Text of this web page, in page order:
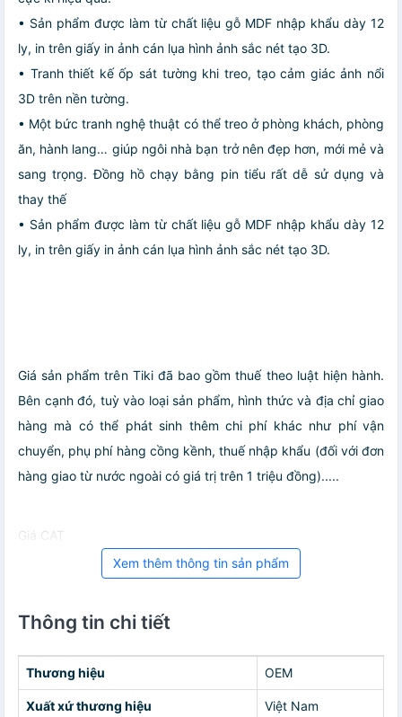
• Sản phẩm được làm từ chất liệu gỗ MDF nhập khẩu dày 12
ly, in trên giấy in ảnh cán lụa hình ảnh sắc nét tạo 3D.
• Tranh thiết kế ốp sát tường khi treo, tạo cảm giác ảnh nổi
3D trên nền tường.
• Một bức tranh nghệ thuật có thể treo ở phòng khách, phòng
ăn, hành lang… giúp ngôi nhà bạn trở nên đẹp hơn, mới mẻ và
sang trọng. Đồng hồ chạy bằng pin tiểu rất dễ sử dụng và
thay thế
• Sản phẩm được làm từ chất liệu gỗ MDF nhập khẩu dày 12
ly, in trên giấy in ảnh cán lụa hình ảnh sắc nét tạo 3D.
Giá sản phẩm trên Tiki đã bao gồm thuế theo luật hiện hành.
Bên cạnh đó, tuỳ vào loại sản phẩm, hình thức và địa chỉ giao
hàng mà có thể phát sinh thêm chi phí khác như phí vận
chuyển, phụ phí hàng cồng kềnh, thuế nhập khẩu (đối với đơn
hàng giao từ nước ngoài có giá trị trên 1 triệu đồng).....
Giá CAT
Xem thêm thông tin sản phẩm
Thông tin chi tiết
Thương hiệu OEM
Xuất xứ thương hiệu Việt Nam